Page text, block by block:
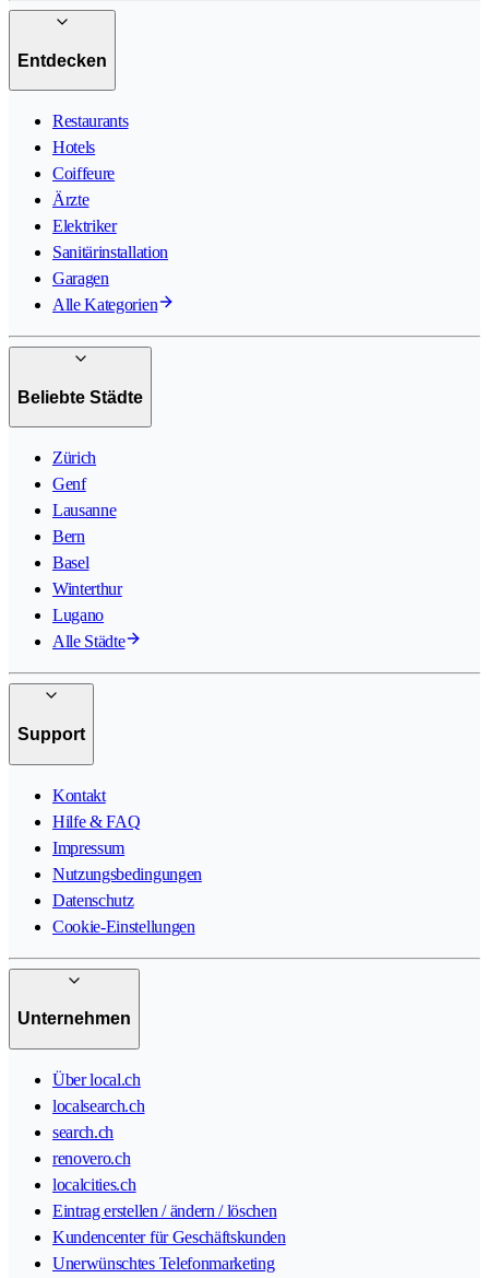
Entdecken
Restaurants
Hotels
Coiffeure
Ärzte
Elektriker
Sanitärinstallation
Garagen
Alle Kategorien
Beliebte Städte
Zürich
Genf
Lausanne
Bern
Basel
Winterthur
Lugano
Alle Städte
Support
Kontakt
Hilfe & FAQ
Impressum
Nutzungsbedingungen
Datenschutz
Cookie-Einstellungen
Unternehmen
Über local.ch
localsearch.ch
search.ch
renovero.ch
localcities.ch
Eintrag erstellen / ändern / löschen
Kundencenter für Geschäftskunden
Unerwünschtes Telefonmarketing